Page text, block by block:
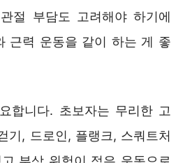
절 부담도 고려해야 하기에
근력 운동을 같이 하는 게 좋
합니다. 초보자는 무리한 고
기, 드로인, 플랭크, 스쿼트처